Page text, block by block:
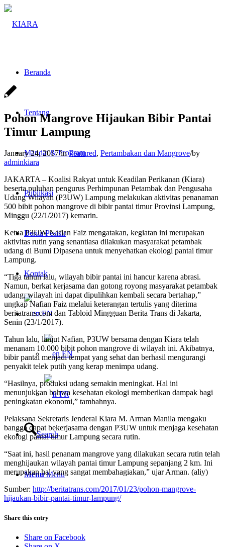
Beranda
Tentang
Mandat & Program
Publikasi
Berita Pesisir
Kontak
EN
EN
FR
Search
Menu Menu
Pohon Mangrove Hijaukan Bibir Pantai
Timur Lampung
January 24, 2017/inFeatured, Pertambakan dan Mangrove/by
adminkiara
JAKARTA – Koalisi Rakyat untuk Keadilan Perikanan (Kiara)
beserta puluhan pengurus Perhimpunan Petambak dan Pengusaha
Udang Wilayah (P3UW) Lampung melakukan aktivitas penanaman
500 bibit pohon mangrove di bibir pantai timur Provinsi Lampung,
Minggu (22/1/2017) kemarin.
Ketua P3UW Nafian Faiz mengatakan, kegiatan ini merupakan
aktivitas rutin yang senantiasa dilakukan masyarakat petambak
udang di Bumi Dipasena untuk menyehatkan ekologi pantai timur
Lampung.
“Tiga tahun lalu, wilayah bibir pantai ini hancur karena abrasi.
Namun, berkat kerjasama dan gotong royong masyarakat petambak
udang, wilayah ini dapat dipulihkan kembali secara bertahap,”
ungkap Nafian Faiz melalui keterangan tertulis yang diterima
beritatrans.com dan Tabloid Mingguan Berita Trans di Jakarta,
Senin (23/1/2017).
Tahun lalu, lanjut Nafian, P3UW bersama dengan Kiara telah
menanam 10.000 bibit pohon mangrove di wilayah ini. Akibatnya,
bibir pantai menjadi tempat yang sehat dan berhasil mengurangi
penyakit telek putih yang kerap menimpa udang.
“Hasilnya, produksi udang semakin meningkat. Hal ini
menunjukkan bahwa kesehatan ekologi memberikan dampak bagi
peningkatan ekonomi,” tambahnya.
Pelaksana Sekretaris Jenderal Kiara M. Arman Manila mengaku
bangga dapat bekerjasama dengan P3UW untuk menjaga kesehatan
ekologi pantai timur Lampung secara rutin.
“Saat ini, hasil penanam mangrove yang dilakukan secara rutin telah
menghijaukan wilayah pantai timur Lampung sepanjang 2 km. Ini
merupakan hal yang sangat membahagiakan,” ujar Arman. (aliy)
Sumber: http://beritatrans.com/2017/01/23/pohon-mangrove-
hijaukan-bibir-pantai-timur-lampung/
Share this entry
Share on Facebook